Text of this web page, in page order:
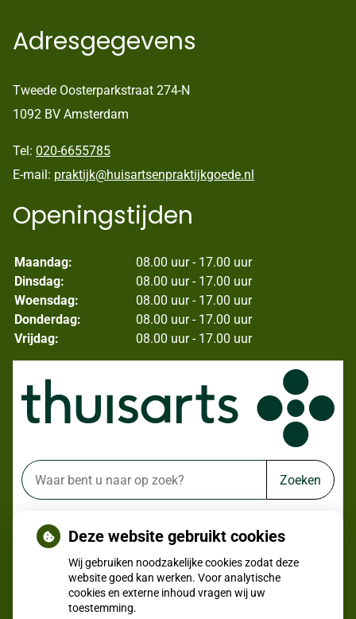
Adresgegevens
Tweede Oosterparkstraat 274-N
1092 BV Amsterdam
Tel: 020-6655785
E-mail: praktijk@huisartsenpraktijkgoede.nl
Openingstijden
Maandag:
08.00 uur - 17.00 uur
Dinsdag:
08.00 uur - 17.00 uur
Woensdag:
08.00 uur - 17.00 uur
Donderdag:
08.00 uur - 17.00 uur
Vrijdag:
08.00 uur - 17.00 uur
Zoeken
Betrouwbare informatie over ziekte en gezondheid
Deze website gebruikt cookies
Wij gebruiken noodzakelijke cookies zodat deze
website goed kan werken. Voor analytische
cookies en externe inhoud vragen wij uw
toestemming.